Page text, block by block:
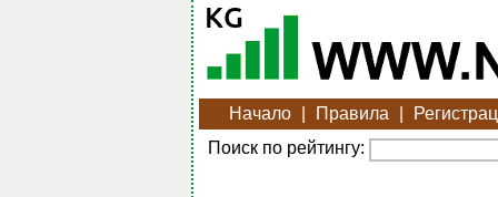
Начало Правила
Поиск по рейтингу: